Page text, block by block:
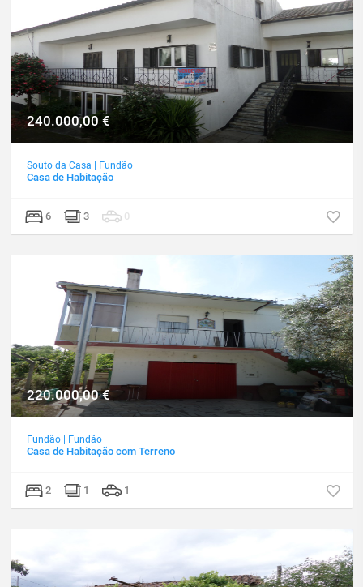
240.000,00 €
Souto da Casa | Fundão
Casa de Habitação
6 3 0
220.000,00€
Fundão | Fundão
Casa de Habitação com Terreno
2 1 1